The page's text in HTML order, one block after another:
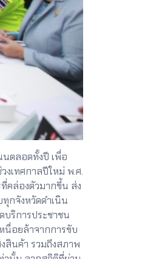
ตลอดทั้งปี เพื่อ
เทศกาลปีใหม่ พ.ศ.
คล่องตัวมากขึ้น ส่ง
กจังหวัดดำเนิน
บริการประชาชน
นื่อยล้าจากการขับ
สินค้า รวมถึงสภาพ